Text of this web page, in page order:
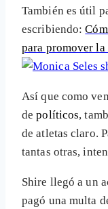
También es útil
escribiendo:
para promover
Así que como
depolíticos,
de atletas claro.
tantas otras,
Shire llegó a un
pagó una multa